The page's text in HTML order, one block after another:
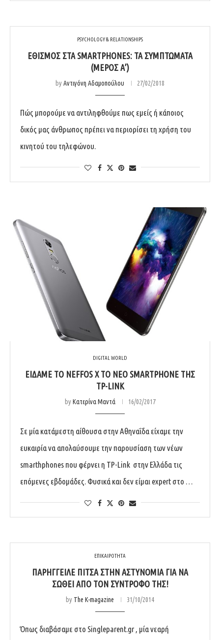
PSYCHOLOGY & RELATIONSHIPS
ΕΘΙΣΜΌΣ ΣΤΑ SMARTPHONES: ΤΑ ΣΥΜΠΤΏΜΑΤΑ
(ΜΈΡΟΣ Α’)
byΑντιγόνη Αδαμοπούλου 27/02/2018
Πώς μπορούμε να αντιληφθούμε πως εμείς ή κάποιος
δικός μας άνθρωπος πρέπει να περιορίσει τη χρήση του
κινητού του τηλεφώνου.
DIGITAL WORLD
ΕΊΔΑΜΕ ΤΟ NEFFOS X ΤΟ ΝΈΟ SMARTPHONE ΤΗΣ
TP-LINK
byΚατερίνα Μαντά 16/02/2017
Σε μία κατάμεστη αίθουσα στην Αθηναΐδα είχαμε την
ευκαιρία να απολαύσουμε την παρουσίαση των νέων
smarthphones που φέρνει η TP-Link στην Ελλάδα τις
επόμενες εβδομάδες. Φυσικά και δεν είμαι expert στο …
ΕΠΙΚΑΙΡΟΤΗΤΑ
ΠΑΡΉΓΓΕΙΛΕ ΠΊΤΣΑ ΣΤΗΝ ΑΣΤΥΝΟΜΊΑ ΓΙΑ ΝΑ
ΣΩΘΕΊ ΑΠΌ ΤΟΝ ΣΎΝΤΡΟΦΌ ΤΗΣ!
by The K-magazine 31/10/2014
Όπως διαβάσαμε στο Singleparent.gr , μία νεαρή